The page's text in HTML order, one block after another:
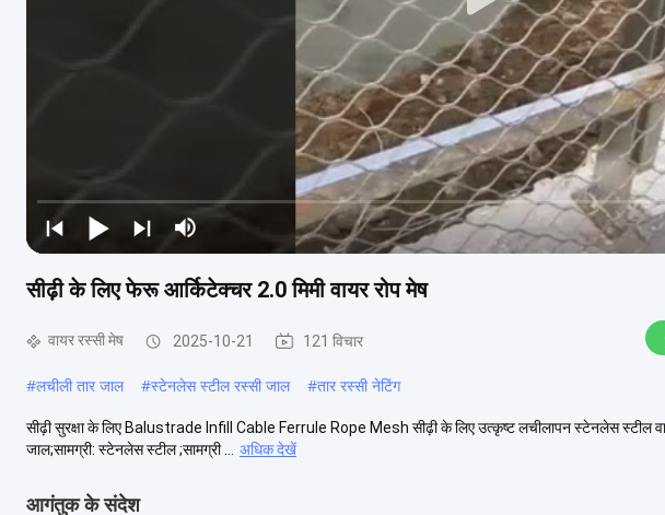
सीढ़ी के लिए फेरू आर्किटेक्चर 2.0 मिमी वायर रोप मेष
वायर रस्सी मेष 2025-10-21 121 विचार
#लचीली तार जाल #स्टेनलेस स्टील रस्सी जाल #तार रस्सी नेटिंग
सीढ़ी सुरक्षा के लिए Balustrade Infill Cable Ferrule Rope Mesh सीढ़ी के लिए उत्कृष्ट लचीलापन स्टेनलेस स्टील
जाल;सामग्री: स्टेनलेस स्टील ;सामग्री ...
अधिक देखें
आगंतुक के संदेश